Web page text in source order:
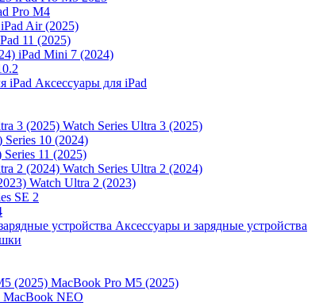
Pro M4
iPad Air (2025)
11 (2025)
iPad Mini 7 (2024)
Аксессуары для iPad
Watch Series Ultra 3 (2025)
Series 10 (2024)
Series 11 (2025)
Watch Series Ultra 2 (2024)
Watch Ultra 2 (2023)
SE 2
Аксессуары и зарядные устройства
MacBook Pro M5 (2025)
MacBook NEO